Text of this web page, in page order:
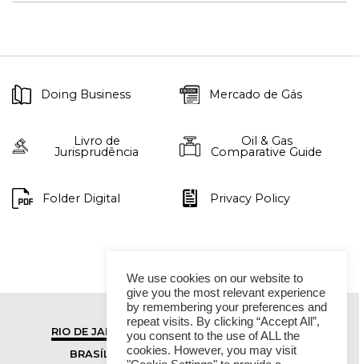
Doing Business Mercado de Gás
Livro de
Jurisprudência
Oil & Gas
Comparative Guide
Folder Digital Privacy Policy
RIO DE JANEIRO
SÃO PAULO
BRASÍLIA
VITÓRIA
We use cookies on our website to
give you the most relevant experience
by remembering your preferences and
repeat visits. By clicking “Accept All”,
you consent to the use of ALL the
cookies. However, you may visit